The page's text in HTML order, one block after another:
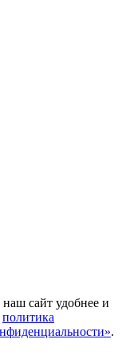
сайт удобнее и
политика
.